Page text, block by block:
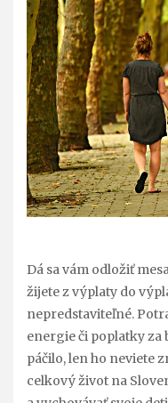
Dá sa vám odložiť
žijete z výplaty do
nepredstaviteľné.
energie či poplatky za
páčilo, len ho neviete
celkový život na